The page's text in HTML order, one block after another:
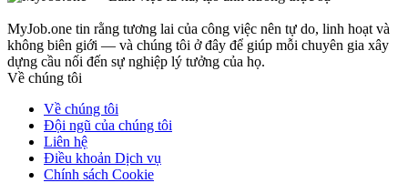
MyJob.one tin rằng tương lai của công việc nên tự do, linh hoạt và
không biên giới — và chúng tôi ở đây để giúp mỗi chuyên gia xây
dựng cầu nối đến sự nghiệp lý tưởng của họ.
Về chúng tôi
Về chúng tôi
Đội ngũ của chúng tôi
Liên hệ
Điều khoản Dịch vụ
Chính sách Cookie